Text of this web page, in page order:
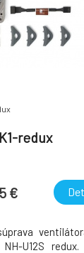
redux
€
U12S